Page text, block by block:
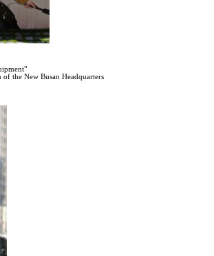
the New Busan Headquarters